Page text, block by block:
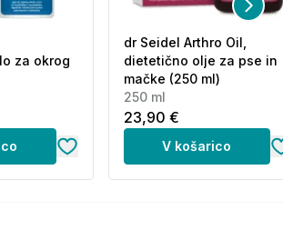
uporabo posvetujte z veterinarjem.
dajajte živalim v času brejosti ali
mg, liofiliziran prah zelenoustne
hondroitin 200,00 mg,
(vitamin C) 100,00 mg, izvleček
izvleček ingverjeve korenine
za okrog
dr Seidel Arthro Oil,
dietetično olje za pse in
mačke (250 ml)
250 ml
23,90 €
V košarico